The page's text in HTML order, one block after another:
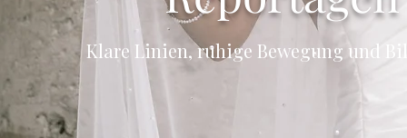
Klare Linien, ruhige Bewegung und